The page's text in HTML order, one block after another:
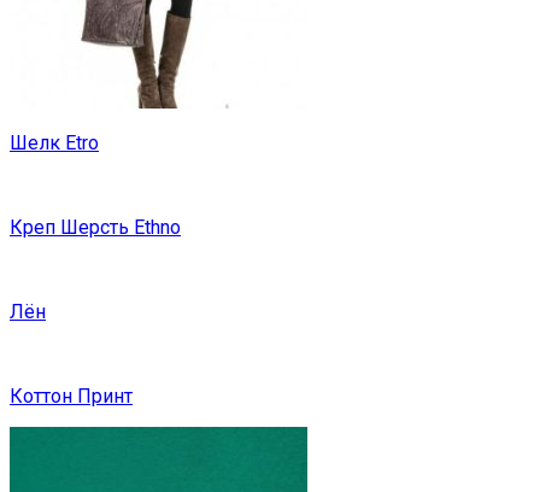
Шелк Etro
Креп Шерсть Ethno
Лён
Коттон Принт